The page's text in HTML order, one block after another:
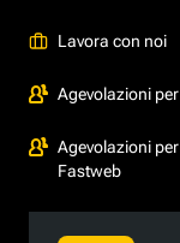
Lavora con noi
Agevolazioni
Agevolazioni
Fastweb